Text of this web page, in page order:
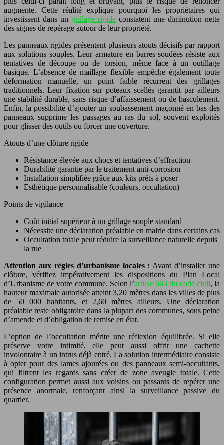
augmente. Cette réalité explique pourquoi les propriétaires qui
investissent dans un grillage rigide constatent une diminution nette
des signes de repérage autour de leur propriété.
Les panneaux rigides présentent plusieurs atouts décisifs par rapport
aux solutions souples. Leur armature en barres soudées résiste aux
tentatives de découpe ou de torsion, même face à un outillage
basique. L’absence de maillage flexible empêche également toute
déformation manuelle, un point faible récurrent des grillages
traditionnels. Leur fixation sur poteaux scellés garantit par ailleurs
une stabilité durable, sans risque d’affaissement ou de basculement.
Enfin, la possibilité d’ajouter un soubassement maçonné en bas des
panneaux supprime les passages au ras du sol, souvent exploités
pour glisser des outils ou forcer une ouverture.
Atouts d’une clôture rigide
Résistance élevée aux chocs et tentatives d’effraction
Durabilité garantie par le traitement anti-corrosion
Installation simplifiée grâce aux kits prêts à poser
Esthétique personnalisable (couleurs, occultation)
Points de vigilance
Coût initial supérieur à un grillage souple standard
Nécessite une déclaration préalable en mairie dans certains cas
Occultation totale peut réduire la surveillance naturelle depuis
la rue
Attention aux règles d’urbanisme locales : Avant d’installer une
clôture, vérifiez impérativement les dispositions du Plan Local
d’Urbanisme de votre commune. Selon l’article 663 du code civil, la
hauteur maximale autorisée atteint 3,20 mètres dans les villes de plus
de 50 000 habitants, et 2,60 mètres ailleurs. Une déclaration
préalable reste obligatoire dans la plupart des communes, sous peine
d’amende et d’obligation de remise en état.
L’option de l’occultation mérite une réflexion équilibrée. Si elle
préserve votre intimité, elle peut aussi offrir une cachette
involontaire à un intrus déjà entré. La solution intermédiaire consiste
à opter pour des lames ajourées ou des panneaux semi-occultants,
qui filtrent les regards sans créer de zone aveugle totale. Cette
configuration permet aussi aux voisins ou passants de repérer une
présence anormale, renforçant ainsi la surveillance passive du
quartier.